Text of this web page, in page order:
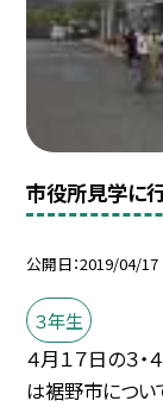
市役所見学に行
公開日 2019/04/17
３年生
４月１７日の３
は裾野市につい